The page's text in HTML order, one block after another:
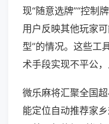
现“随意选牌”“控制
用户反映其他玩家
型”的情况。这些工
术手段实现不平公，
微乐麻将汇聚全国
能定位自动推荐家